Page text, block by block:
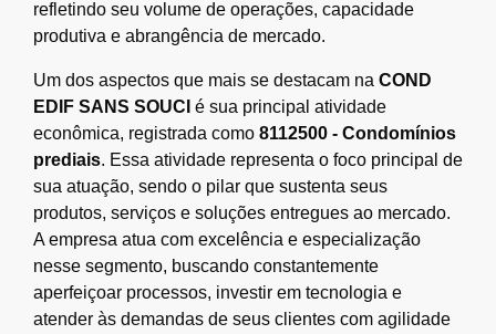
refletindo seu volume de operações, capacidade
produtiva e abrangência de mercado.
Um dos aspectos que mais se destacam na COND
EDIF SANS SOUCI é sua principal atividade
econômica, registrada como 8112500 - Condomínios
prediais. Essa atividade representa o foco principal de
sua atuação, sendo o pilar que sustenta seus
produtos, serviços e soluções entregues ao mercado.
A empresa atua com excelência e especialização
nesse segmento, buscando constantemente
aperfeiçoar processos, investir em tecnologia e
atender às demandas de seus clientes com agilidade